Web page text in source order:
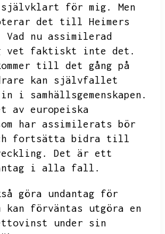
för mig.
Men
det till Heimers
Vad nu assimilerad
vet faktiskt inte det.
till det gång på
kan självfallet
i samhällsgemenskapen.
av europeiska
har assimilerats bör
fortsätta bidra till
Det är ett
i alla fall.
göra undantag för
kan förväntas utgöra en
under sin